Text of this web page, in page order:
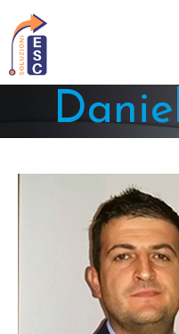
Chi siamo
Cosa facciamo